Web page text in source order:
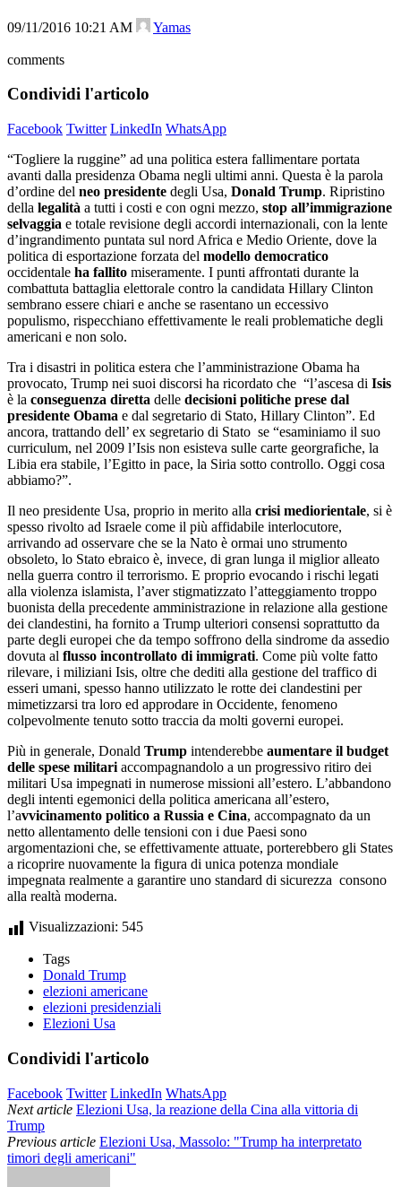
09/11/2016 10:21 AM Yamas
comments
Condividi l'articolo
Facebook Twitter LinkedIn WhatsApp
“Togliere la ruggine” ad una politica estera fallimentare portata
avanti dalla presidenza Obama negli ultimi anni. Questa è la parola
d’ordine del neo presidente degli Usa, Donald Trump. Ripristino
della legalità a tutti i costi e con ogni mezzo, stop all’immigrazione
selvaggia e totale revisione degli accordi internazionali, con la lente
d’ingrandimento puntata sul nord Africa e Medio Oriente, dove la
politica di esportazione forzata del modello democratico
occidentale ha fallito miseramente. I punti affrontati durante la
combattuta battaglia elettorale contro la candidata Hillary Clinton
sembrano essere chiari e anche se rasentano un eccessivo
populismo, rispecchiano effettivamente le reali problematiche degli
americani e non solo.
Tra i disastri in politica estera che l’amministrazione Obama ha
provocato, Trump nei suoi discorsi ha ricordato che “l’ascesa di Isis
è la conseguenza diretta delle decisioni politiche prese dal
presidente Obama e dal segretario di Stato, Hillary Clinton”. Ed
ancora, trattando dell’ ex segretario di Stato se “esaminiamo il suo
curriculum, nel 2009 l’Isis non esisteva sulle carte georgrafiche, la
Libia era stabile, l’Egitto in pace, la Siria sotto controllo. Oggi cosa
abbiamo?”.
Il neo presidente Usa, proprio in merito alla crisi mediorientale, si è
spesso rivolto ad Israele come il più affidabile interlocutore,
arrivando ad osservare che se la Nato è ormai uno strumento
obsoleto, lo Stato ebraico è, invece, di gran lunga il miglior alleato
nella guerra contro il terrorismo. E proprio evocando i rischi legati
alla violenza islamista, l’aver stigmatizzato l’atteggiamento troppo
buonista della precedente amministrazione in relazione alla gestione
dei clandestini, ha fornito a Trump ulteriori consensi soprattutto da
parte degli europei che da tempo soffrono della sindrome da assedio
dovuta al flusso incontrollato di immigrati. Come più volte fatto
rilevare, i miliziani Isis, oltre che dediti alla gestione del traffico di
esseri umani, spesso hanno utilizzato le rotte dei clandestini per
mimetizzarsi tra loro ed approdare in Occidente, fenomeno
colpevolmente tenuto sotto traccia da molti governi europei.
Più in generale, Donald Trump intenderebbe aumentare il budget
delle spese militari accompagnandolo a un progressivo ritiro dei
militari Usa impegnati in numerose missioni all’estero. L’abbandono
degli intenti egemonici della politica americana all’estero,
l’avvicinamento politico a Russia e Cina, accompagnato da un
netto allentamento delle tensioni con i due Paesi sono
argomentazioni che, se effettivamente attuate, porterebbero gli States
a ricoprire nuovamente la figura di unica potenza mondiale
impegnata realmente a garantire uno standard di sicurezza consono
alla realtà moderna.
Visualizzazioni: 545
Tags
Donald Trump
elezioni americane
elezioni presidenziali
Elezioni Usa
Condividi l'articolo
Facebook Twitter LinkedIn WhatsApp
Next article Elezioni Usa, la reazione della Cina alla vittoria di
Trump
Previous article Elezioni Usa, Massolo: "Trump ha interpretato
timori degli americani"